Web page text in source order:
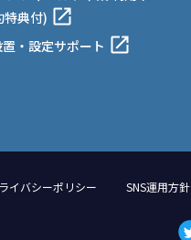
特典付)
・設定サポート
イバシーポリシー SNS運用方針